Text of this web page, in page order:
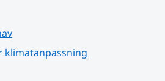
klimatanpassning